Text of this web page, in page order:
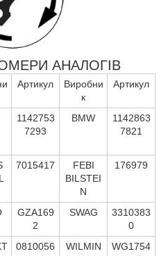
АНАЛОГІВ
Артикул
Виробни
к
Артикул
1142753
7293
BMW
1142863
7821
7015417
FEBI
BILSTEI
N
176979
GZA169
2
SWAG
3310383
0
0810056
WILMIN
WG1754